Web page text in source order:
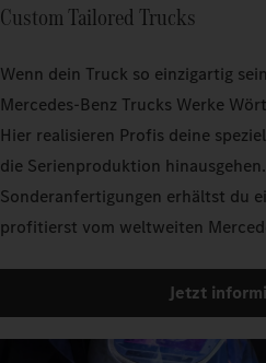
Custom Tailored Trucks
Wenn dein Truck so einzigartig
Mercedes‑Benz Trucks Werke
Hier realisieren Profis deine
die Serienproduktion
Sonderanfertigungen erhältst du
profitierst vom weltweiten
Jetzt